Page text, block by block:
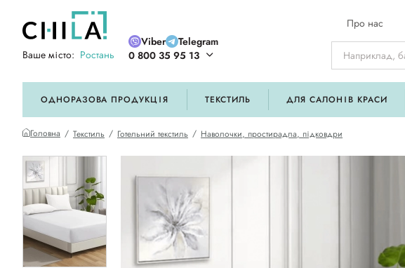
Ваше місто: Ростань
Viber
Telegram
0 800 35 95 13
Про нас
ОДНОРАЗОВА ПРОДУКЦІЯ ТЕКСТИЛЬ ДЛЯ САЛОНІВ КРАСИ
Головна Текстиль Готельний текстиль Наволочки, простирадла, підковдри